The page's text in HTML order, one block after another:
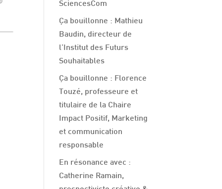
SciencesCom
Ça bouillonne : Mathieu
Baudin, directeur de
l’Institut des Futurs
Souhaitables
Ça bouillonne : Florence
Touzé, professeure et
titulaire de la Chaire
Impact Positif, Marketing
et communication
responsable
En résonance avec :
Catherine Ramain,